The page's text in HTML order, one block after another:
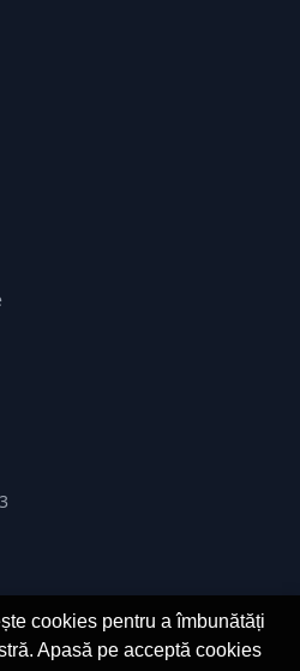
cookies pentru a îmbunătăți
Apasă pe acceptă cookies